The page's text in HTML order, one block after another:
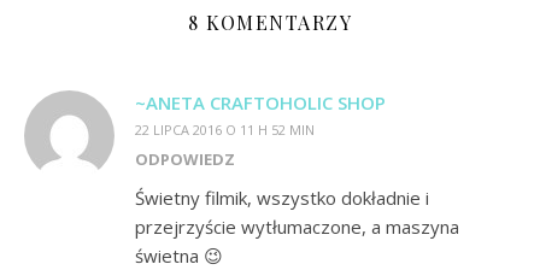
8 KOMENTARZY
~ANETA CRAFTOHOLIC SHOP
22 LIPCA 2016 O 11 H 52 MIN
ODPOWIEDZ
Świetny filmik, wszystko dokładnie i
przejrzyście wytłumaczone, a maszyna
świetna 😉